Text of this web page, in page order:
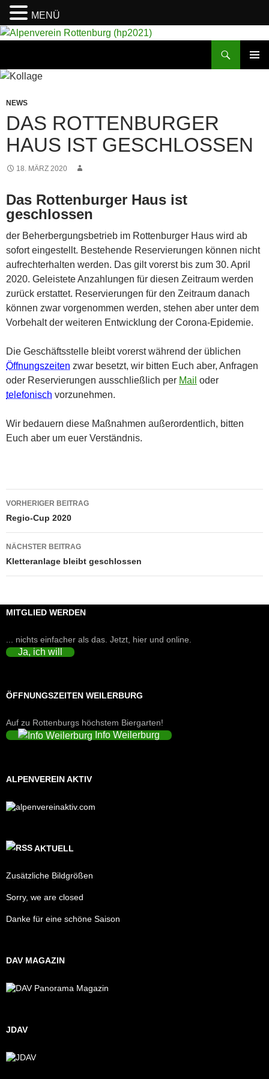
INHALT
NEWS
DAS ROTTENBURGER
HAUS IST GESCHLOSSEN
18. MÄRZ 2020
Das Rottenburger Haus ist
geschlossen
der Beherbergungsbetrieb im Rottenburger Haus wird ab
sofort eingestellt. Bestehende Reservierungen können nicht
aufrechterhalten werden. Das gilt vorerst bis zum 30. April
2020. Geleistete Anzahlungen für diesen Zeitraum werden
zurück erstattet. Reservierungen für den Zeitraum danach
können zwar vorgenommen werden, stehen aber unter dem
Vorbehalt der weiteren Entwicklung der Corona-Epidemie.
Die Geschäftsstelle bleibt vorerst während der üblichen
Öffnungszeiten zwar besetzt, wir bitten Euch aber, Anfragen
oder Reservierungen ausschließlich per Mail oder
telefonisch vorzunehmen.
Wir bedauern diese Maßnahmen außerordentlich, bitten
Euch aber um euer Verständnis.
Beitragsnavigation
VORHERIGER BEITRAG
Regio-Cup 2020
NÄCHSTER BEITRAG
Kletteranlage bleibt geschlossen
MITGLIED WERDEN
... nichts einfacher als das. Jetzt, hier und online.
Ja, ich will
ÖFFNUNGSZEITEN WEILERBURG
Auf zu Rottenburgs höchstem Biergarten!
Info Weilerburg
ALPENVEREIN AKTIV
AKTUELL
Zusätzliche Bildgrößen
Sorry, we are closed
Danke für eine schöne Saison
DAV MAGAZIN
JDAV
MENÜ